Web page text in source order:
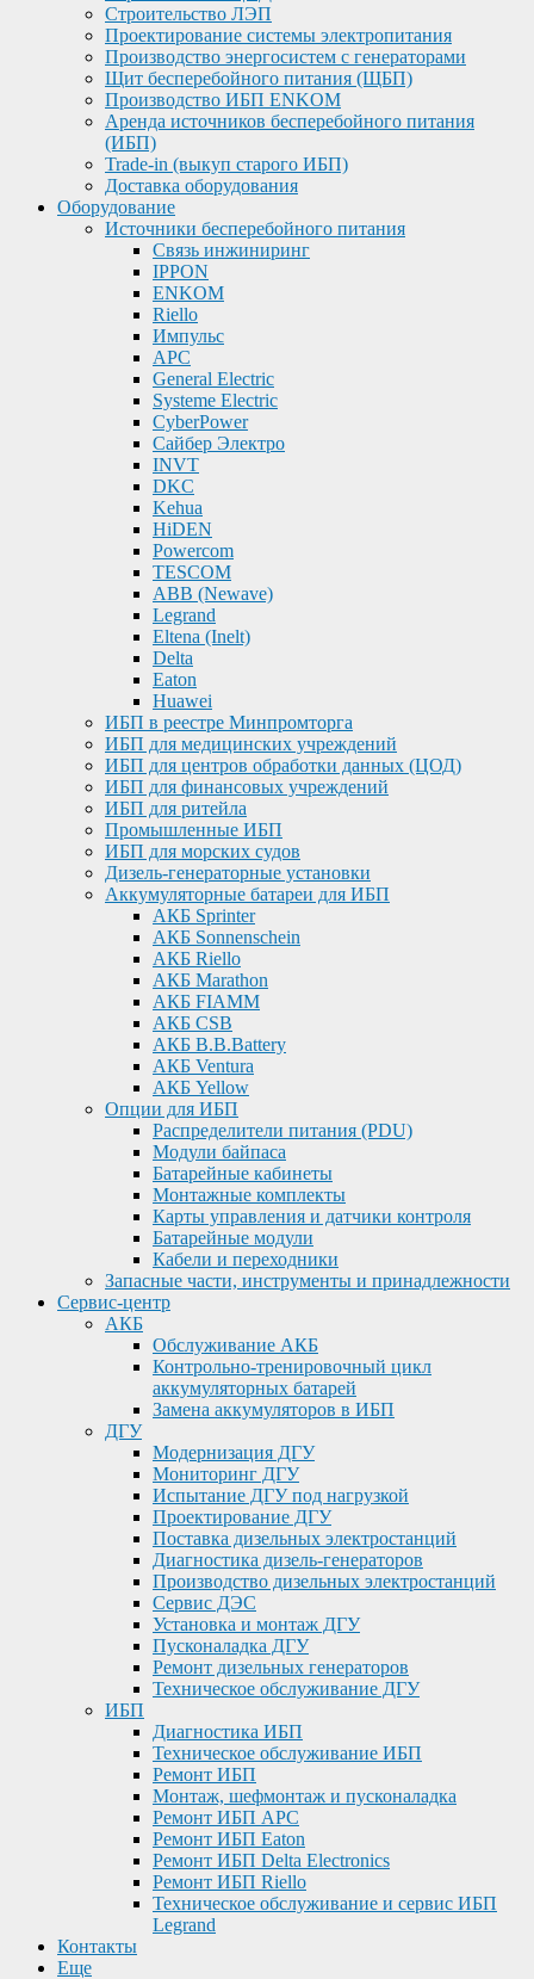
Строительство ЛЭП
Проектирование системы электропитания
Производство энергосистем с генераторами
Щит бесперебойного питания (ЩБП)
Производство ИБП ENKOМ
Аренда источников бесперебойного питания
(ИБП)
Trade-in (выкуп старого ИБП)
Доставка оборудования
Оборудование
Источники бесперебойного питания
Связь инжиниринг
IPPON
ENKOM
Riello
Импульс
APC
General Electric
Systeme Electric
CyberPower
Сайбер Электро
INVT
DKC
Kehua
HiDEN
Powercom
TESCOM
ABB (Newave)
Legrand
Eltena (Inelt)
Delta
Eaton
Huawei
ИБП в реестре Минпромторга
ИБП для медицинских учреждений
ИБП для центров обработки данных (ЦОД)
ИБП для финансовых учреждений
ИБП для ритейла
Промышленные ИБП
ИБП для морских судов
Дизель-генераторные установки
Аккумуляторные батареи для ИБП
АКБ Sprinter
АКБ Sonnenschein
АКБ Riello
АКБ Marathon
АКБ FIAMM
АКБ CSB
АКБ B.B.Battery
АКБ Ventura
АКБ Yellow
Опции для ИБП
Распределители питания (PDU)
Модули байпаса
Батарейные кабинеты
Монтажные комплекты
Карты управления и датчики контроля
Батарейные модули
Кабели и переходники
Запасные части, инструменты и принадлежности
Сервис-центр
АКБ
Обслуживание АКБ
Контрольно-тренировочный цикл
аккумуляторных батарей
Замена аккумуляторов в ИБП
ДГУ
Модернизация ДГУ
Мониторинг ДГУ
Испытание ДГУ под нагрузкой
Проектирование ДГУ
Поставка дизельных электростанций
Диагностика дизель-генераторов
Производство дизельных электростанций
Сервис ДЭС
Установка и монтаж ДГУ
Пусконаладка ДГУ
Ремонт дизельных генераторов
Техническое обслуживание ДГУ
ИБП
Диагностика ИБП
Техническое обслуживание ИБП
Ремонт ИБП
Монтаж, шефмонтаж и пусконаладка
Ремонт ИБП APC
Ремонт ИБП Eaton
Ремонт ИБП Delta Electronics
Ремонт ИБП Riello
Техническое обслуживание и сервис ИБП
Legrand
Контакты
Еще